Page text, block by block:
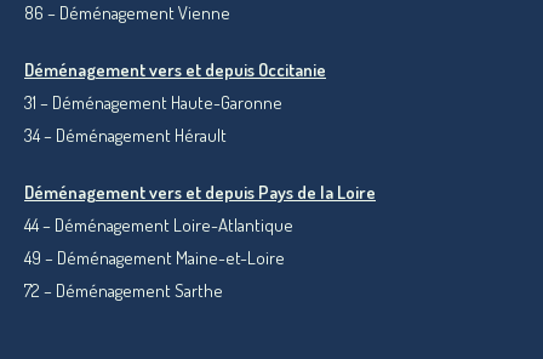
86 – Déménagement Vienne
Déménagement vers et depuis Occitanie
31 – Déménagement Haute-Garonne
34 – Déménagement Hérault
Déménagement vers et depuis Pays de la Loire
44 – Déménagement Loire-Atlantique
49 – Déménagement Maine-et-Loire
72 – Déménagement Sarthe